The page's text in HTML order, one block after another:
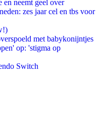
neemt geel over
zes jaar cel en tbs voor
met babykonijntjes
op: 'stigma op
Switch